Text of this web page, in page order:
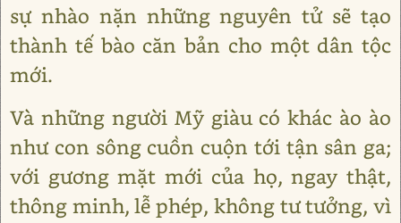
sự nhào nặn những nguyên tử sẽ tạo
thành tế bào căn bản cho một dân tộc
mới.
Và những người Mỹ giàu có khác ào ào
như con sông cuồn cuộn tới tận sân ga;
với gương mặt mới của họ, ngay thật,
thông minh, lễ phép, không tư tưởng, vì